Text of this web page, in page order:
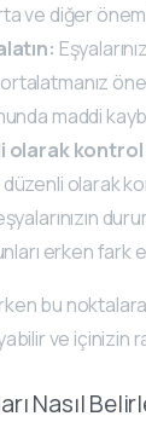
ve diğer
maddi
olarak
olarak
erken fark
bu
ve içinizin
Nasıl